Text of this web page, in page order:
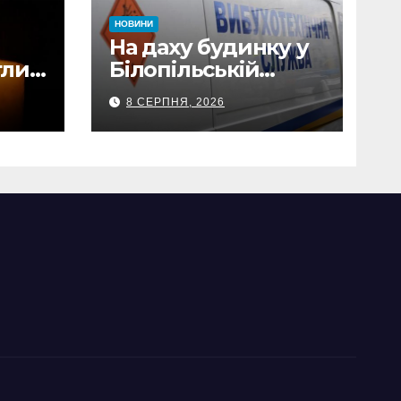
НОВИНИ
На даху будинку у
Білопільській
громаді знайшли
120-мм міну
8 СЕРПНЯ, 2026